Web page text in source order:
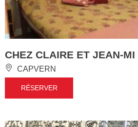
CHEZ CLAIRE ET JEAN-MI
CAPVERN
RÉSERVER